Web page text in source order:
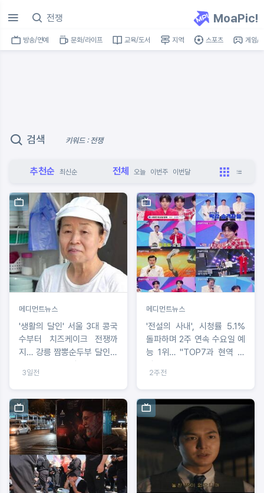
MoaPic!
방송/연예 문화/라이프 교육/도서 지역 스포츠 게임/
검색 키워드 : 전쟁
추천순 최신순 전체 오늘 이번주 이번달
메디먼트뉴스
'생활의 달인' 서울 3대 콩국
수부터 치즈케이크 전쟁까
지… 강릉 짬뽕순두부 달인의
3일전
메디먼트뉴스
'전설의 사내', 시청률 5.1%
돌파하며 2주 연속 수요일 예
능 1위… "TOP7과 현역 습
2주전